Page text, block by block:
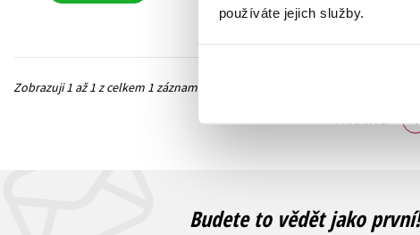
používáte jejich služby.
Zobrazuji 1 až 1 z celkem 1 záznamů
Předchozí 1
Budete to vědět jako